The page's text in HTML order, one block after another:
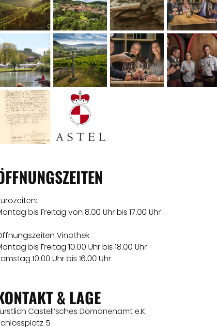
bis Freitag von 8.00 Uhr bis 17.00 Uhr
Vinothek
bis Freitag 10.00 Uhr bis 18.00 Uhr
10.00 Uhr bis 16.00 Uhr
& LAGE
Castell’sches Domänenamt e.K.
5